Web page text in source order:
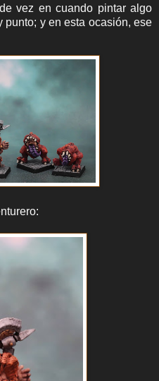
vez en cuando pintar algo
punto; y en esta ocasión, ese